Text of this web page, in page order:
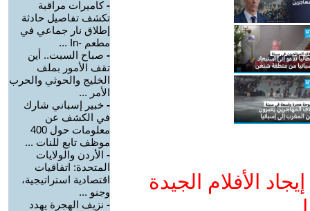
الأفلام الجيدة
-كاميرات مراقبة
تكشف تفاصيل حادثة
إطلاق نار جماعي في
مطعم -In ...
- صباح السبت.. أين
تقف الأمور بملف
الخليج والحوثي والحرب
الأمر ...
- خبير إسباني شارك
في الكشف عن
معلومات حول 400
موظف تابع للنات ...
- الأردن والولايات
المتحدة: اتفاقيات
اقتصادية استراتيجية،
وجنو ...
- نزيف الهجرة يهدد